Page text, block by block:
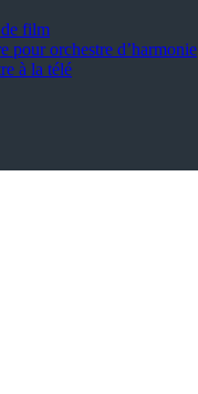
film
pour orchestre d’harmonie
à la télé